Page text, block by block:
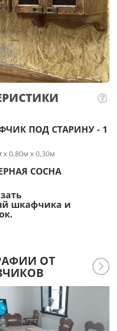
ПОД СТАРИНУ - 1
0,80м х 0,30м
СОСНА
шкафчика и
ОТ